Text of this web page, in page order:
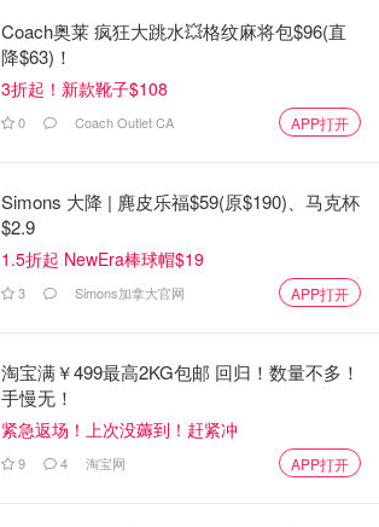
Coach奥莱 疯狂大跳水💥格纹麻将包$96(直
降$63)！
3折起！新款靴子$108
0 Coach Outlet CA APP打开
Simons 大降 | 麂皮乐福$59(原$190)、马克杯
$2.9
1.5折起 NewEra棒球帽$19
3 Simons加拿大官网 APP打开
淘宝满￥499最高2KG包邮 回归！数量不多！
手慢无！
紧急返场！上次没薅到！赶紧冲
9 4 淘宝网 APP打开